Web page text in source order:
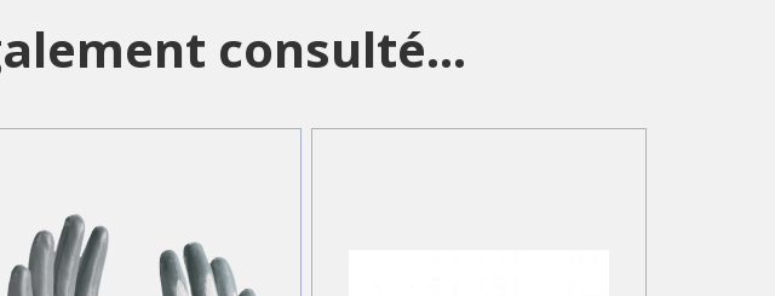
consulté...